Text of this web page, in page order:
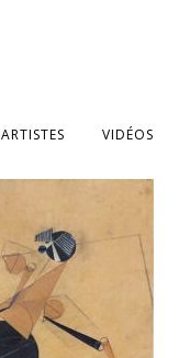
ARTISTES VIDÉOS